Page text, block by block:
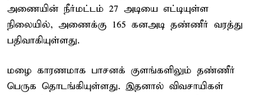
அணையின் நீர்மட்டம் 27 அடியை எட்டியுள்ள
நிலையில், அணைக்கு 165 கனஅடி தண்ணீர் வரத்து
பதிவாகியுள்ளது.
மழை காரணமாக பாசனக் குளங்களிலும் தண்ணீர்
பெருக தொடங்கியுள்ளது. இதனால் விவசாயிகள்